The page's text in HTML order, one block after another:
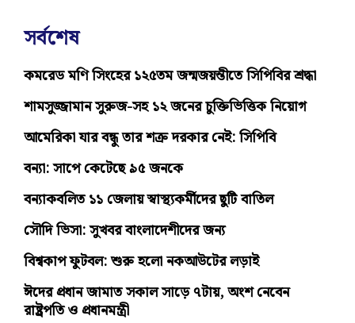
সর্বশেষ
কমরেড মণি সিংহের ১২৫তম জন্মজয়ন্তীতে সিপিবির শ্রদ্ধা
শামসুজ্জামান সুরুজ-সহ ১২ জনের চুক্তিভিত্তিক নিয়োগ
আমেরিকা যার বন্ধু তার শত্রু দরকার নেই: সিপিবি
বন্যা: সাপে কেটেছে ৯৫ জনকে
বন্যাকবলিত ১১ জেলায় স্বাস্থ্যকর্মীদের ছুটি বাতিল
সৌদি ভিসা: সুখবর বাংলাদেশীদের জন্য
বিশ্বকাপ ফুটবল: শুরু হলো নকআউটের লড়াই
ঈদের প্রধান জামাত সকাল সাড়ে ৭টায়, অংশ নেবেন
রাষ্ট্রপতি ও প্রধানমন্ত্রী